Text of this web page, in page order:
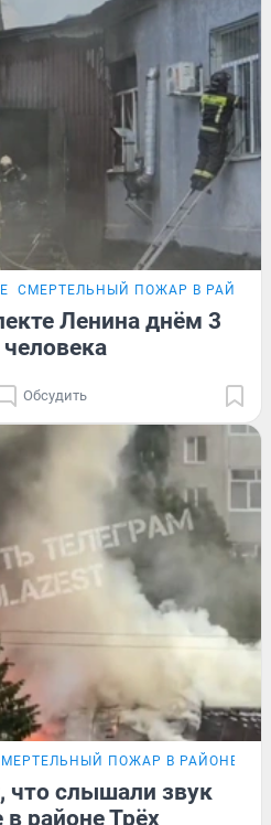
СМЕРТЕЛЬНЫЙ ПОЖАР В РАЙОНЕ
Ленина днём 3
Обсудить
ПОЖАР В РАЙОНЕ
что слышали звук
районе Трёх